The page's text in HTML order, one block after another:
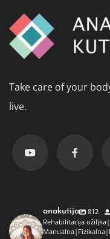
Take care of your
live.
anakutija 812
Rehabilitacija